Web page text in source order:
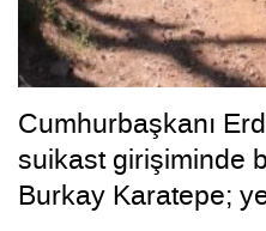
Cumhurbaşkanı
suikast girişiminde
Burkay Karatepe;